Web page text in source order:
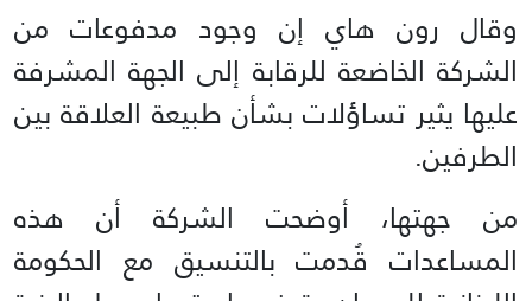
وقال رون هاي إن وجود مدفوعات من
الشركة الخاضعة للرقابة إلى الجهة المشرفة
عليها يثير تساؤلات بشأن طبيعة العلاقة بين
الطرفين.
من جهتها، أوضحت الشركة أن هذه
المساعدات قُدمت بالتنسيق مع الحكومة